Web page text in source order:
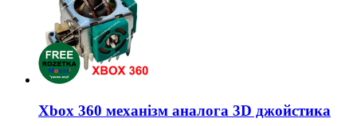
Xbox 360 механізм аналога 3D джойстика